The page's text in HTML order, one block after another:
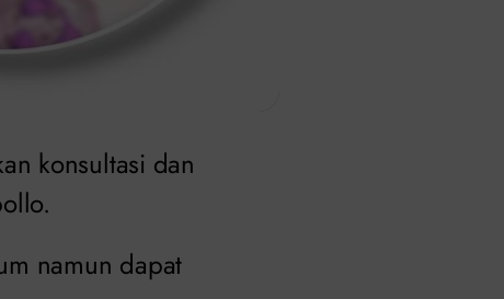
konsultasi dan
namun dapat